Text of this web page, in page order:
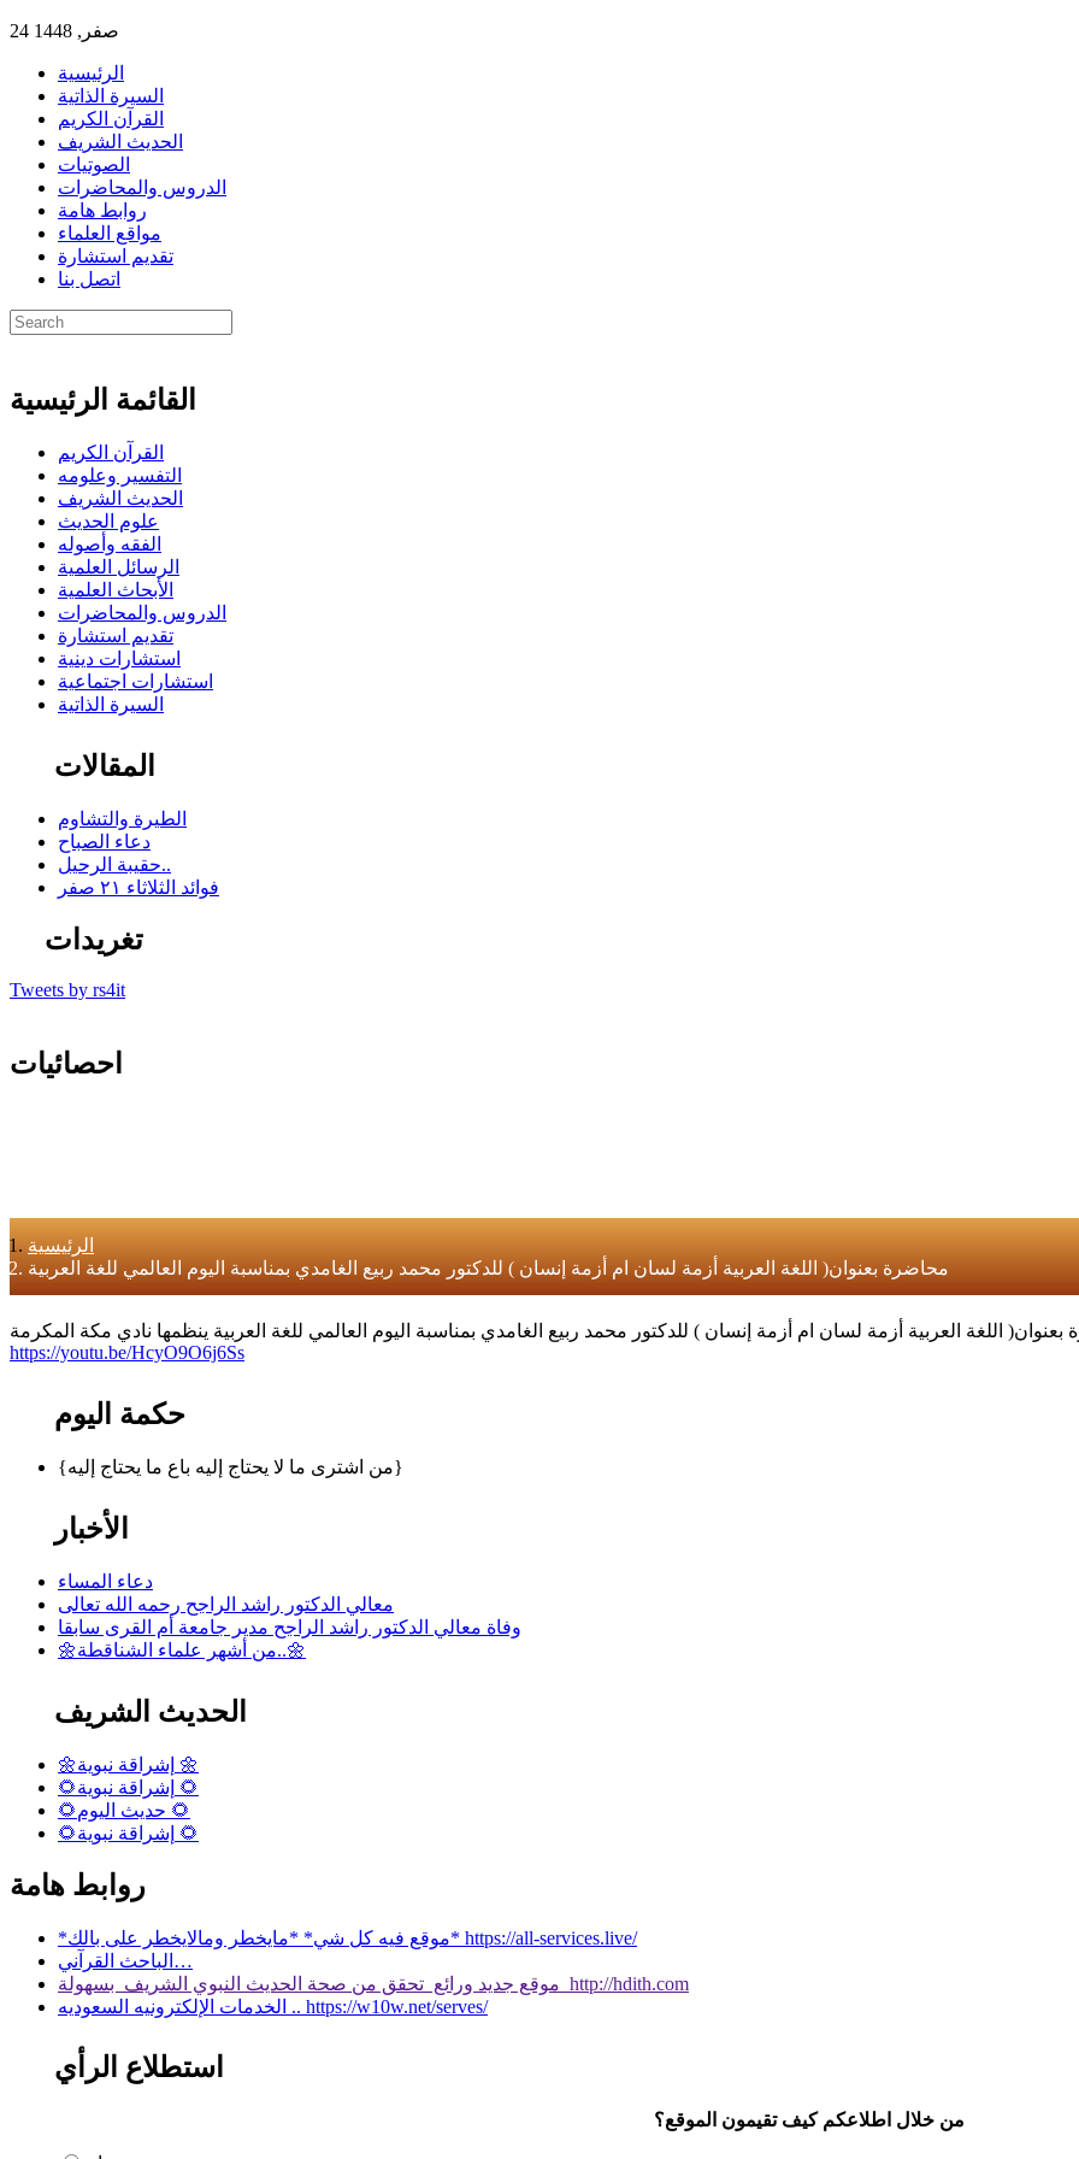
24 صفر, 1448
الرئيسية
السيرة الذاتية
القرآن الكريم
الحديث الشريف
الصوتيات
الدروس والمحاضرات
روابط هامة
مواقع العلماء
تقديم استشارة
اتصل بنا
القائمة الرئيسية
القرآن الكريم
التفسير وعلومه
الحديث الشريف
علوم الحديث
الفقه وأصوله
الرسائل العلمية
الأبحاث العلمية
الدروس والمحاضرات
تقديم استشارة
استشارات دينية
استشارات اجتماعية
السيرة الذاتية
المقالات
الطيرة والتشاوم
دعاء الصباح
حقيبة الرحيل..
فوائد الثلاثاء ٢١ صفر
تغريدات
Tweets by rs4it
احصائيات
الرئيسية
محاضرة بعنوان( اللغة العربية أزمة لسان ام أزمة إنسان ) للدكتور محمد ربيع الغامدي بمناسبة اليوم العالمي للغة العربية
https://youtu.be/HcyO9O6j6Ss
حكمة اليوم
{من اشترى ما لا يحتاج إليه باع ما يحتاج إليه}
الأخبار
دعاء المساء
معالي الدكتور راشد الراجح رحمه الله تعالى
وفاة معالي الدكتور راشد الراجح مدير جامعة أم القرى سابقا
🌼من أشهر علماء الشناقطة..🌼
الحديث الشريف
🌼إشراقة نبوية 🌼
🌻إشراقة نبوية 🌻
🌻حديث اليوم 🌻
🌻إشراقة نبوية 🌻
روابط هامة
*موقع فيه كل شي* *مايخطر ومالايخطر على بالك* https://all-services.live/
الباحث القرآني…
موقع جديد ورائع تحقق من صحة الحديث النبوي الشريف بسهولة http://hdith.com
الخدمات الإلكترونيه السعوديه .. https://w10w.net/serves/
استطلاع الرأي
من خلال اطلاعكم كيف تقيمون الموقع؟